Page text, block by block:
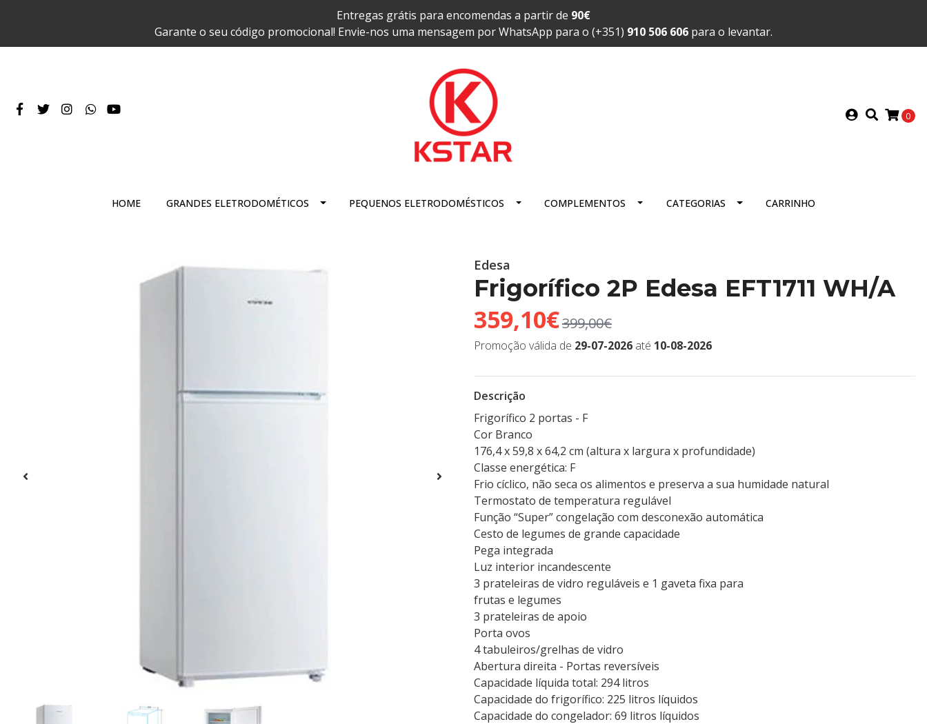
Entregas grátis para encomendas a partir de 90€
Garante o seu código promocional! Envie-nos uma mensagem por WhatsApp para o (+351) 910 506 606 para o levantar.
0
HOME GRANDES ELETRODOMÉTICOS PEQUENOS ELETRODOMÉSTICOS COMPLEMENTOS CATEGORIAS CARRINHO
Edesa
Frigorífico 2P Edesa EFT1711 WH/A
359,10€399,00€
Promoção válida de 29-07-2026 até 10-08-2026
Descrição
Frigorífico 2 portas - F
Cor Branco
176,4 x 59,8 x 64,2 cm (altura x largura x profundidade)
Classe energética: F
Frio cíclico, não seca os alimentos e preserva a sua humidade natural
Termostato de temperatura regulável
Função “Super” congelação com desconexão automática
Cesto de legumes de grande capacidade
Pega integrada
Luz interior incandescente
3 prateleiras de vidro reguláveis ​​e 1 gaveta fixa para
frutas e legumes
3 prateleiras de apoio
Porta ovos
4 tabuleiros/grelhas de vidro
Abertura direita - Portas reversíveis
Capacidade líquida total: 294 litros
Capacidade do frigorífico: 225 litros líquidos
Capacidade do congelador: 69 litros líquidos